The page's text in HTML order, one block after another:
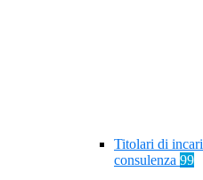
Titolari di
consulenza 99